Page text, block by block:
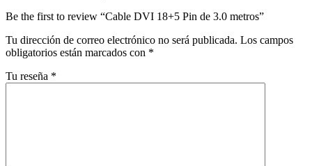
Be the first to review “Cable DVI 18+5 Pin de 3.0 metros”
Tu dirección de correo electrónico no será publicada. Los campos
obligatorios están marcados con *
Tu reseña *